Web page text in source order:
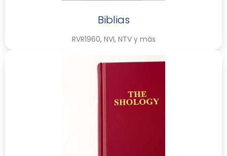
Biblias
RVR1960, NVI, NTV y más